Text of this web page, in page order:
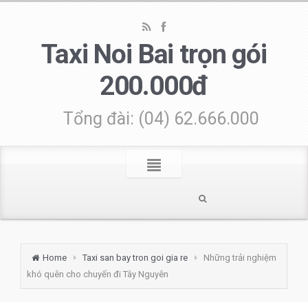
Taxi Noi Bai trọn gói
200.000đ
Tổng đài: (04) 62.666.000
Home Taxi san bay tron goi gia re
Những trải nghiệm
khó quên cho chuyến đi Tây Nguyên